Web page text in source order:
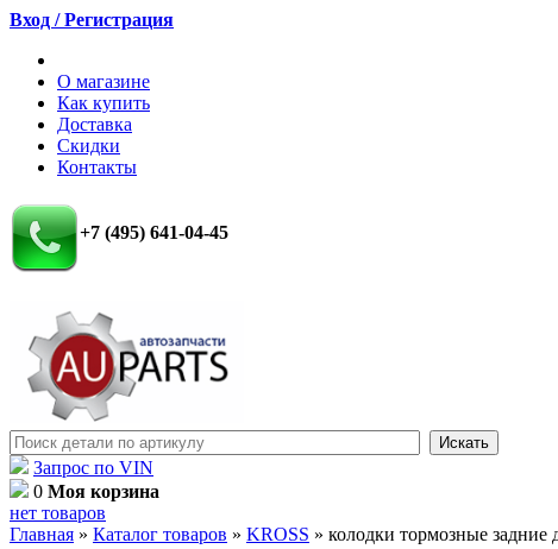
Вход / Регистрация
О магазине
Как купить
Доставка
Скидки
Контакты
+7 (495) 641-04-45
Запрос по VIN
0 Моя корзина
нет товаров
Главная » Каталог товаров » KROSS » колодки тормозные задние